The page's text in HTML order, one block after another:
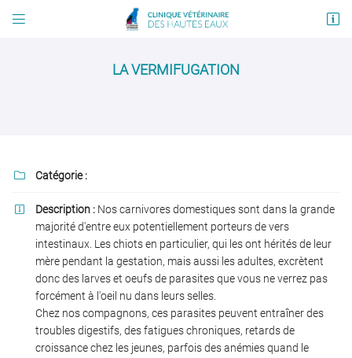
 
Adresse email de réception
En cochant cette case, vous consentez à recevoir nos propositions commerciales à
l'adresse email indiqué ci-dessus. Vous pouvez vous désinscrire à tout moment en
utilisantle formulaire de désinscription.
INSCRIPTION
LA VERMIFUGATION
 Catégorie :
 Description : Nos carnivores domestiques sont dans la grande
majorité d'entre eux potentiellement porteurs de vers
intestinaux. Les chiots en particulier, qui les ont hérités de leur
mère pendant la gestation, mais aussi les adultes, excrètent
donc des larves et oeufs de parasites que vous ne verrez pas
forcément à l'oeil nu dans leurs selles.
Chez nos compagnons, ces parasites peuvent entraîner des
troubles digestifs, des fatigues chroniques, retards de
croissance chez les jeunes, parfois des anémies quand le